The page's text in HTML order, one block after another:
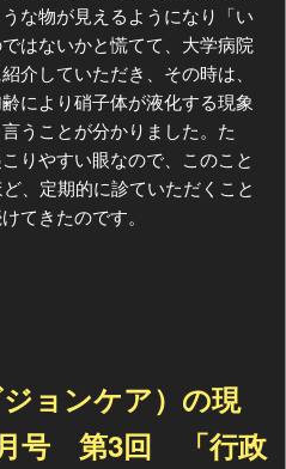
な物が見えるようになり「い
はないかと慌てて、大学病院
介していただき、その時は、
により硝子体が液化する現象
うことが分かりました。た
りやすい眼なので、このこと
、定期的に診ていただくこと
てきたのです。
ョンケア）の現
号 第3回 「行政